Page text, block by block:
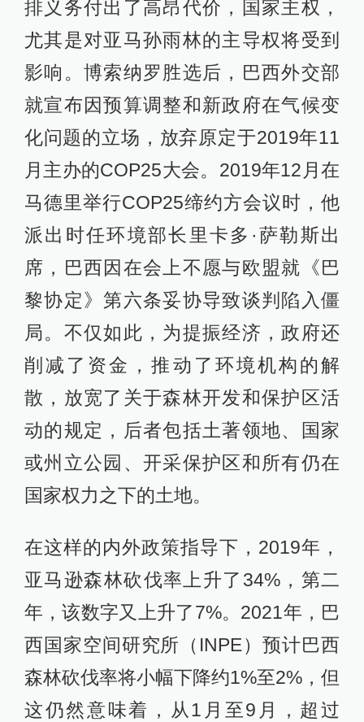
排义务付出了高昂代价，国家主权，
尤其是对亚马孙雨林的主导权将受到
影响。博索纳罗胜选后，巴西外交部
就宣布因预算调整和新政府在气候变
化问题的立场，放弃原定于2019年11
月主办的COP25大会。2019年12月在
马德里举行COP25缔约方会议时，他
派出时任环境部长里卡多·萨勒斯出
席，巴西因在会上不愿与欧盟就《巴
黎协定》第六条妥协导致谈判陷入僵
局。不仅如此，为提振经济，政府还
削减了资金，推动了环境机构的解
散，放宽了关于森林开发和保护区活
动的规定，后者包括土著领地、国家
或州立公园、开采保护区和所有仍在
国家权力之下的土地。
在这样的内外政策指导下，2019年，
亚马逊森林砍伐率上升了34%，第二
年，该数字又上升了7%。2021年，巴
西国家空间研究所（INPE）预计巴西
森林砍伐率将小幅下降约1%至2%，但
这仍然意味着，从1月至9月，超过